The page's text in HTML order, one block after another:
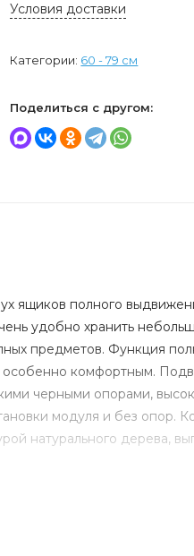
Условия доставки
Категории: 60 - 79 см
Поделиться с другом:
ящиков полного
удобно хранить
предметов. Функция
особенно комфортным.
черными опорами,
модуля и без опор.
натурального дерева,